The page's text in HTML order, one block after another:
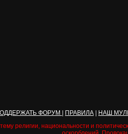
ФОРУМ ПРАВИЛА
НАШ
религии, национальности и